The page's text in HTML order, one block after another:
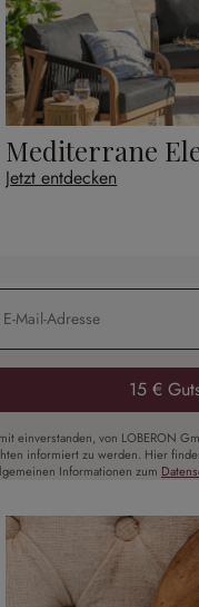
Mediterrane
Jetzt entdecken
15 €
einverstanden, von LOBERON
informiert zu werden. Hier
Informationen zum